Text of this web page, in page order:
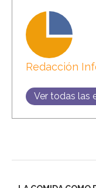
Redacción
Ver todas las